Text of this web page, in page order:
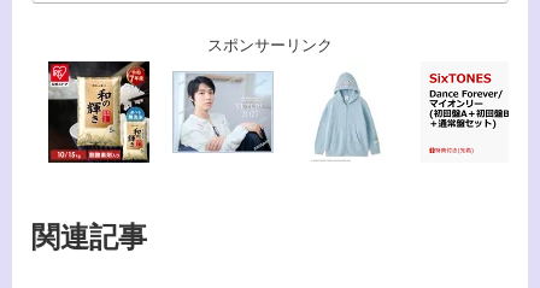
スポンサーリンク
関連記事